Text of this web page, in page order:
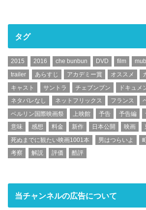
タグ
2015 2016 che bunbun DVD film
trailer
あらすじ アカデミー賞 オススメ
キャスト
サントラ チェブンブン ドキュメ
ネタバレなし
ネットフリックス フランス
ベルリン国際映画祭
上映館 予告 予告編
意味
感想 料金 新作 日本公開 映画
死ぬまでに観たい映画1001本
男はつらいよ
考察
解説 評価 酷評
当チャンネルの広告について